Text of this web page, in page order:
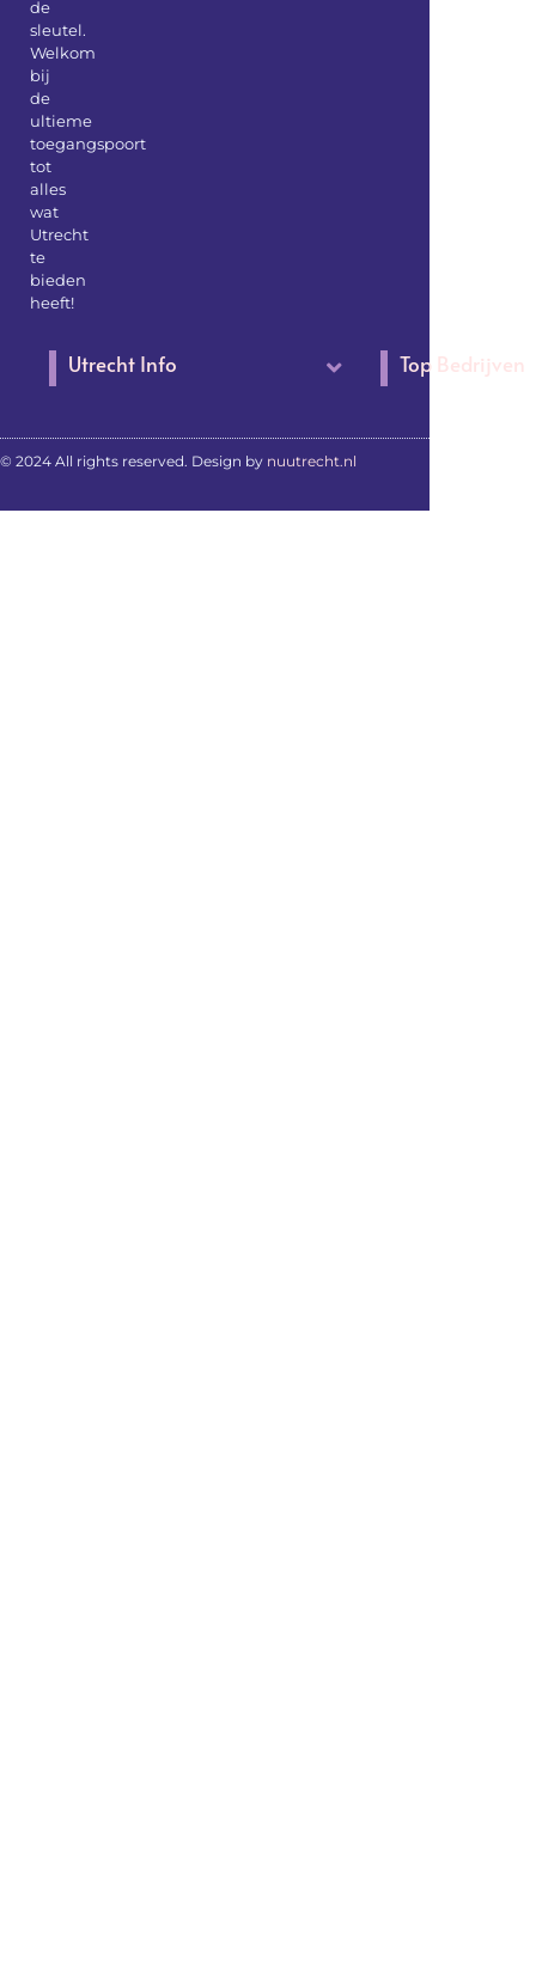
de
sleutel.
Welkom
bij
de
ultieme
toegangspoort
tot
alles
wat
Utrecht
te
bieden
heeft!
Utrecht Info Top Bedrijven
© 2024 All rights reserved. Design by nuutrecht.nl